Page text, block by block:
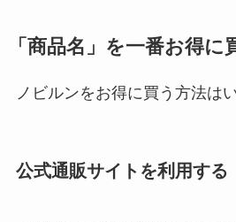
「商品名」を一番お得に
ノビルンをお得に買う方法は
公式通販サイトを利用する